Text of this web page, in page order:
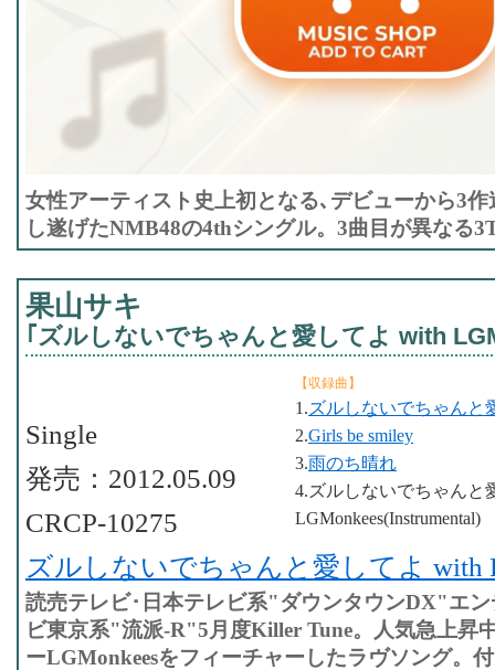
女性アーティスト史上初となる､デビューから3
し遂げたNMB48の4thシングル。3曲目が異なる
果山サキ
｢ズルしないでちゃんと愛してよ with
【収録曲】
1.ズルしないでちゃんと
2.Girls be smiley
3.雨のち晴れ
4.ズルしないでちゃんと
LGMonkees(Instrumental)
Single
発売：2012.05.09
CRCP-10275
ズルしないでちゃんと愛してよ with
読売テレビ･日本テレビ系"ダウンタウンDX"エ
ビ東京系"流派-R"5月度Killer Tune。人気急上昇
ーLGMonkeesをフィーチャーしたラヴソング。